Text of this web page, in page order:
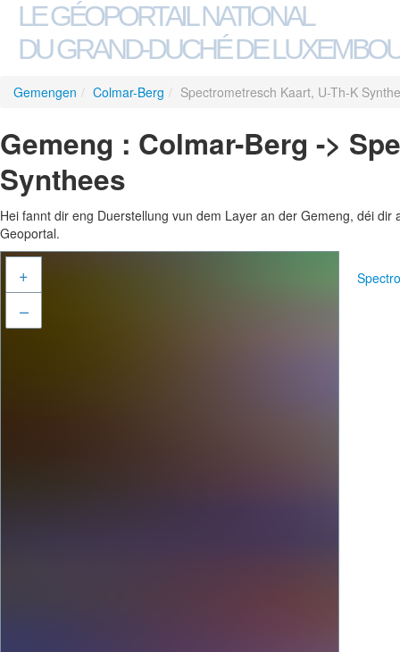
LE GÉOPORTAIL NATIONAL
DU GRAND-DUCHÉ DE
Gemengen / Colmar-Berg / Spectrometresch Kaart, U-Th-K
Gemeng : Colmar-Berg ->
Synthees
Hei fannt dir eng Duerstellung vun dem Layer an der Gemeng, déi
Geoportal.
+
–